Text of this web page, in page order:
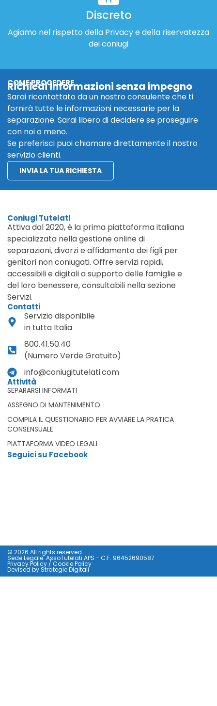
Discreto
Agiamo nel rispetto della Privacy e della riservatezza
dei coniugi
COME PROCEDERE
Richiedi informazioni senza impegno
Sarai ricontattato da un nostro consulente che ti
fornirà tutte le informazioni necessarie per la
separazione. Sarai libero di decidere se proseguire
con noi o meno.
Se preferisci puoi chiamare direttamente il nostro
servizio clienti.
INVIA LA TUA RICHIESTA
Coniugi Tutelati
Attiva dal 2020, è la prima piattaforma italiana
specializzata nella gestione online di
separazioni, divorzi e affidamento dei figli per
genitori non coniugati. Offre servizi rapidi,
accessibili e digitali a supporto delle famiglie e
del loro benessere, consultabili nella sezione
Servizi.
Contatti
Servizio disponibile
in tutta Italia
800.41.50.40
(Numero Verde Gratuito)
info@coniugitutelati.com
Attività
SEPARARSI INFORMATI
ASSEGNO DI MANTENIMENTO
COMPILA IL QUESTIONARIO PER AVVIARE LA PRATICA
CONSENSUALE
PIATTAFORMA VIDEO LEGALI
Seguici su Facebook
© 2026 All rights reserved
Sede Legale: AssoTutelati APS - C.F. 96452690587
Privacy Policy / Cookie Policy
Devised by Strategie Digitali